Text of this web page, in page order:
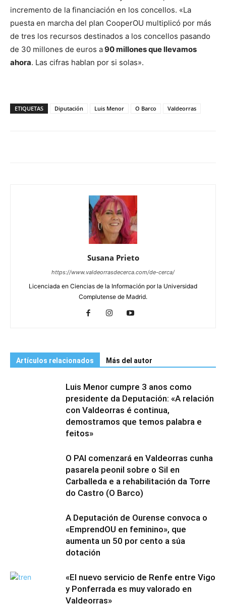
incremento de la financiación en los concellos. «La
puesta en marcha del plan CooperOU multiplicó por más
de tres los recursos destinados a los concellos pasando
de 30 millones de euros a90 millones que llevamos
ahora. Las cifras hablan por si solas».
ETIQUETAS Diputación Luis Menor O Barco Valdeorras
Susana Prieto
https://www.valdeorrasdecerca.com/de-cerca/
Licenciada en Ciencias de la Información por la Universidad
Complutense de Madrid.
Artículos relacionados Más del autor
Luis Menor cumpre 3 anos como
presidente da Deputación: «A relación
con Valdeorras é continua,
demostramos que temos palabra e
feitos»
O PAI comenzará en Valdeorras cunha
pasarela peonil sobre o Sil en
Carballeda e a rehabilitación da Torre
do Castro (O Barco)
A Deputación de Ourense convoca o
«EmprendOU en feminino», que
aumenta un 50 por cento a súa
dotación
«El nuevo servicio de Renfe entre Vigo
y Ponferrada es muy valorado en
Valdeorras»